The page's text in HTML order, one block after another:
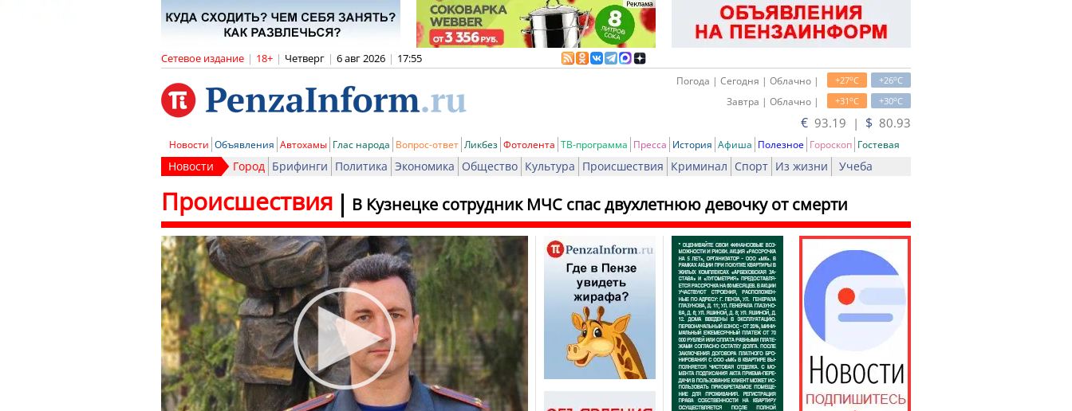
Сетевое издание | 18+ | Четверг | 6 авг 2026 | 17:55
+26oC
+27oC
Погода | Сегодня | Облачно |
+30oC
+31oC
Завтра | Облачно |
€ 93.19 | $ 80.93
Новости Объявления Автохамы Глас народа Вопрос-ответ Ликбез Фотолента ТВ-программа Пресса История Афиша Полезное Гороскоп Гостевая
Новости Город Брифинги Политика Экономика Общество Культура Происшествия Криминал Спорт Из жизни Учеба
В Кузнецке сотрудник МЧС спас двухлетнюю девочку от смерти
Происшествия